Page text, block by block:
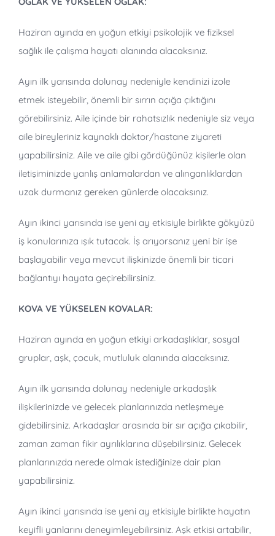
Haziran ayında en yoğun etkiyi psikolojik ve fiziksel
sağlık ile çalışma hayatı alanında alacaksınız.
Ayın ilk yarısında dolunay nedeniyle kendinizi izole
etmek isteyebilir, önemli bir sırrın açığa çıktığını
görebilirsiniz. Aile içinde bir rahatsızlık nedeniyle siz veya
aile bireyleriniz kaynaklı doktor/hastane ziyareti
yapabilirsiniz. Aile ve aile gibi gördüğünüz kişilerle olan
iletişiminizde yanlış anlamalardan ve alınganlıklardan
uzak durmanız gereken günlerde olacaksınız.
Ayın ikinci yarısında ise yeni ay etkisiyle birlikte gökyüzü
iş konularınıza ışık tutacak. İş arıyorsanız yeni bir işe
başlayabilir veya mevcut ilişkinizde önemli bir ticari
bağlantıyı hayata geçirebilirsiniz.
KOVA VE YÜKSELEN KOVALAR:
Haziran ayında en yoğun etkiyi arkadaşlıklar, sosyal
gruplar, aşk, çocuk, mutluluk alanında alacaksınız.
Ayın ilk yarısında dolunay nedeniyle arkadaşlık
ilişkilerinizde ve gelecek planlarınızda netleşmeye
gidebilirsiniz. Arkadaşlar arasında bir sır açığa çıkabilir,
zaman zaman fikir ayrılıklarına düşebilirsiniz. Gelecek
planlarınızda nerede olmak istediğinize dair plan
yapabilirsiniz.
Ayın ikinci yarısında ise yeni ay etkisiyle birlikte hayatın
keyifli yanlarını deneyimleyebilirsiniz. Aşk etkisi artabilir,